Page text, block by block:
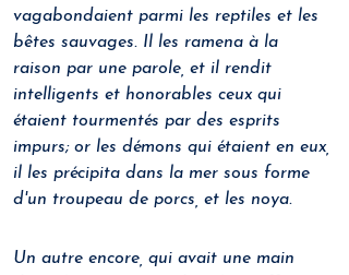
vagabondaient parmi les reptiles et les
bêtes sauvages. Il les ramena à la
raison par une parole, et il rendit
intelligents et honorables ceux qui
étaient tourmentés par des esprits
impurs; or les démons qui étaient en eux,
il les précipita dans la mer sous forme
d'un troupeau de porcs, et les noya.
Un autre encore, qui avait une main